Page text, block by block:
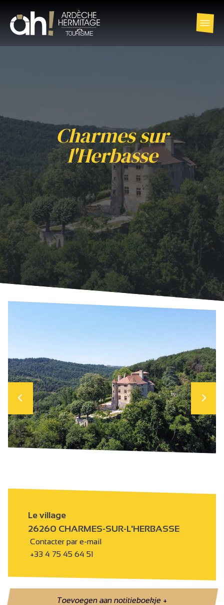
Charmes sur
l'Herbasse
Le village
26260 CHARMES-SUR-L'HERBASSE
Contacter par e-mail
+33 4 75 45 64 51
Toevoegen aan notitieboekje+